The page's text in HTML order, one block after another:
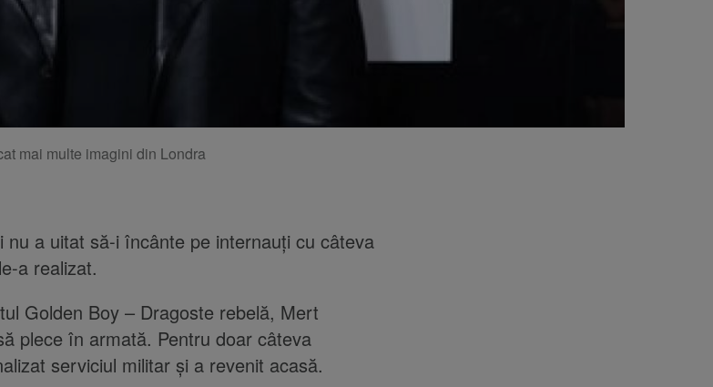
mai multe imagini din Londra
nu a uitat să-i încânte pe internauți cu câteva
a realizat.
Golden Boy – Dragoste rebelă, Mert
plece în armată. Pentru doar câteva
serviciul militar și a revenit acasă.